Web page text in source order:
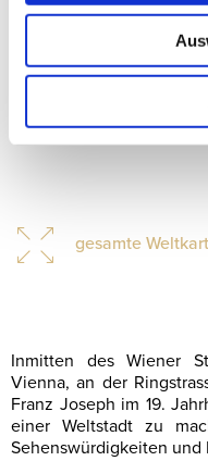
gesamte
Inmitten des Wiener
Vienna, an der
Franz Joseph im 19.
einer Weltstadt zu
Sehenswürdigkeiten und